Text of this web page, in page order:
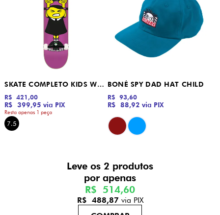
SKATE COMPLETO KIDS WANDI DROP SISTA
R$ 399,95 via PIX
R$ 421,00
7.5
Resta apenas 1 peça
BONÉ SPY DAD HAT CHILD
R$ 88,92 via PIX
R$ 93,60
Leve os 2 produtos
R$ 514,60
R$ 488,87via PIX